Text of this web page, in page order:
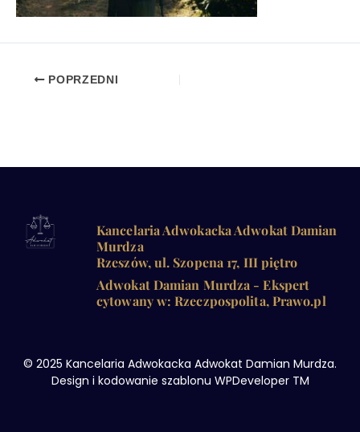
POPRZEDNI
Kancelaria Adwokacka Adwokat Damian
Murdza
Rzeszów, ul. Szopena 17, III piętro
Adwokat Damian Murdza - Ekspert
cytowany w: Rzeczpospolita, Prawo.pl
© 2025 Kancelaria Adwokacka Adwokat Damian Murdza.
Design i kodowanie szablonu WPDeveloper TM